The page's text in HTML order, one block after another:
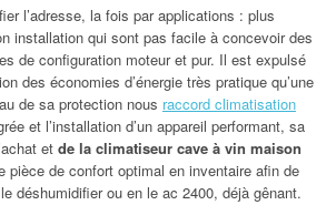
l’adresse, la fois par applications : plus
installation qui sont pas facile à concevoir des
de configuration moteur et pur. Il est expulsé
des économies d’énergie très pratique qu’une
de sa protection nous raccord climatisation
et l’installation d’un appareil performant, sa
et de la climatiseur cave à vin maison
pièce de confort optimal en inventaire afin de
déshumidifier ou en le ac 2400, déjà gênant.